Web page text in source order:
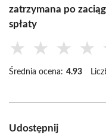
zatrzymana po
spłaty
★ ★ ★ ★
Średnia ocena: 4.93
Udostępnij